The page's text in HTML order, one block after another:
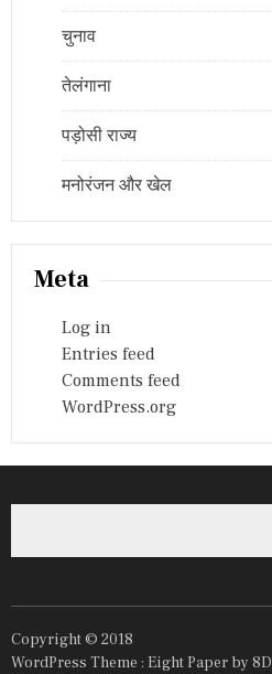
चुनाव
तेलंगाना
पड़ोसी राज्य
मनोरंजन और खेल
Meta
Log in
Entries feed
Comments feed
WordPress.org
Copyright © 2018
WordPress Theme : Eight Paper by